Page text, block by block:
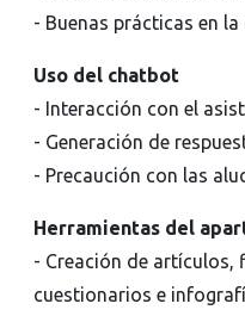
- Buenas prácticas en
Uso del chatbot
- Interacción con el
- Generación de
- Precaución con las
Herramientas del
- Creación de artículos,
cuestionarios e